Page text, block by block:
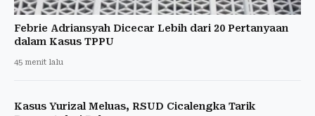
Febrie Adriansyah Dicecar Lebih dari 20 Pertanyaan
dalam Kasus TPPU
45 menit lalu
Kasus Yurizal Meluas, RSUD Cicalengka Tarik